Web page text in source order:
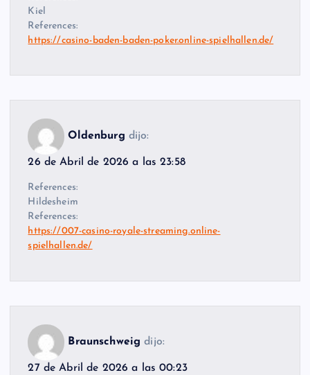
Kiel
References:
https://casino-baden-baden-poker.online-spielhallen.de/
Oldenburg dijo:
26 de Abril de 2026 a las 23:58
References:
Hildesheim
References:
https://007-casino-royale-streaming.online-
spielhallen.de/
Braunschweig dijo:
27 de Abril de 2026 a las 00:23